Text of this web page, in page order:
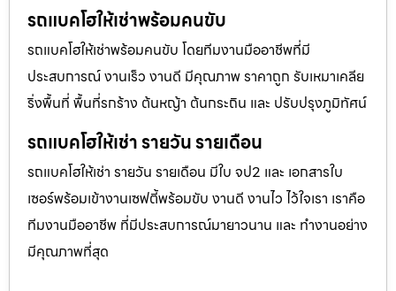
รถแบคโฮให้เช่าพร้อมคนขับ
รถแบคโฮให้เช่าพร้อมคนขับ โดยทีมงานมืออาชีพที่มี
ประสบการณ์ งานเร็ว งานดี มีคุณภาพ ราคาถูก รับเหมาเคลีย
ริ่งพื้นที่ พื้นที่รกร้าง ต้นหญ้า ต้นกระถิน และ ปรับปรุงภูมิทัศน์
รถแบคโฮให้เช่า รายวัน รายเดือน
รถแบคโฮให้เช่า รายวัน รายเดือน มีใบ จป2 และ เอกสารใบ
เซอร์พร้อมเข้างานเซฟตี้พร้อมขับ งานดี งานไว ไว้ใจเรา เราคือ
ทีมงานมืออาชีพ ที่มีประสบการณ์มายาวนาน และ ทำงานอย่าง
มีคุณภาพที่สุด